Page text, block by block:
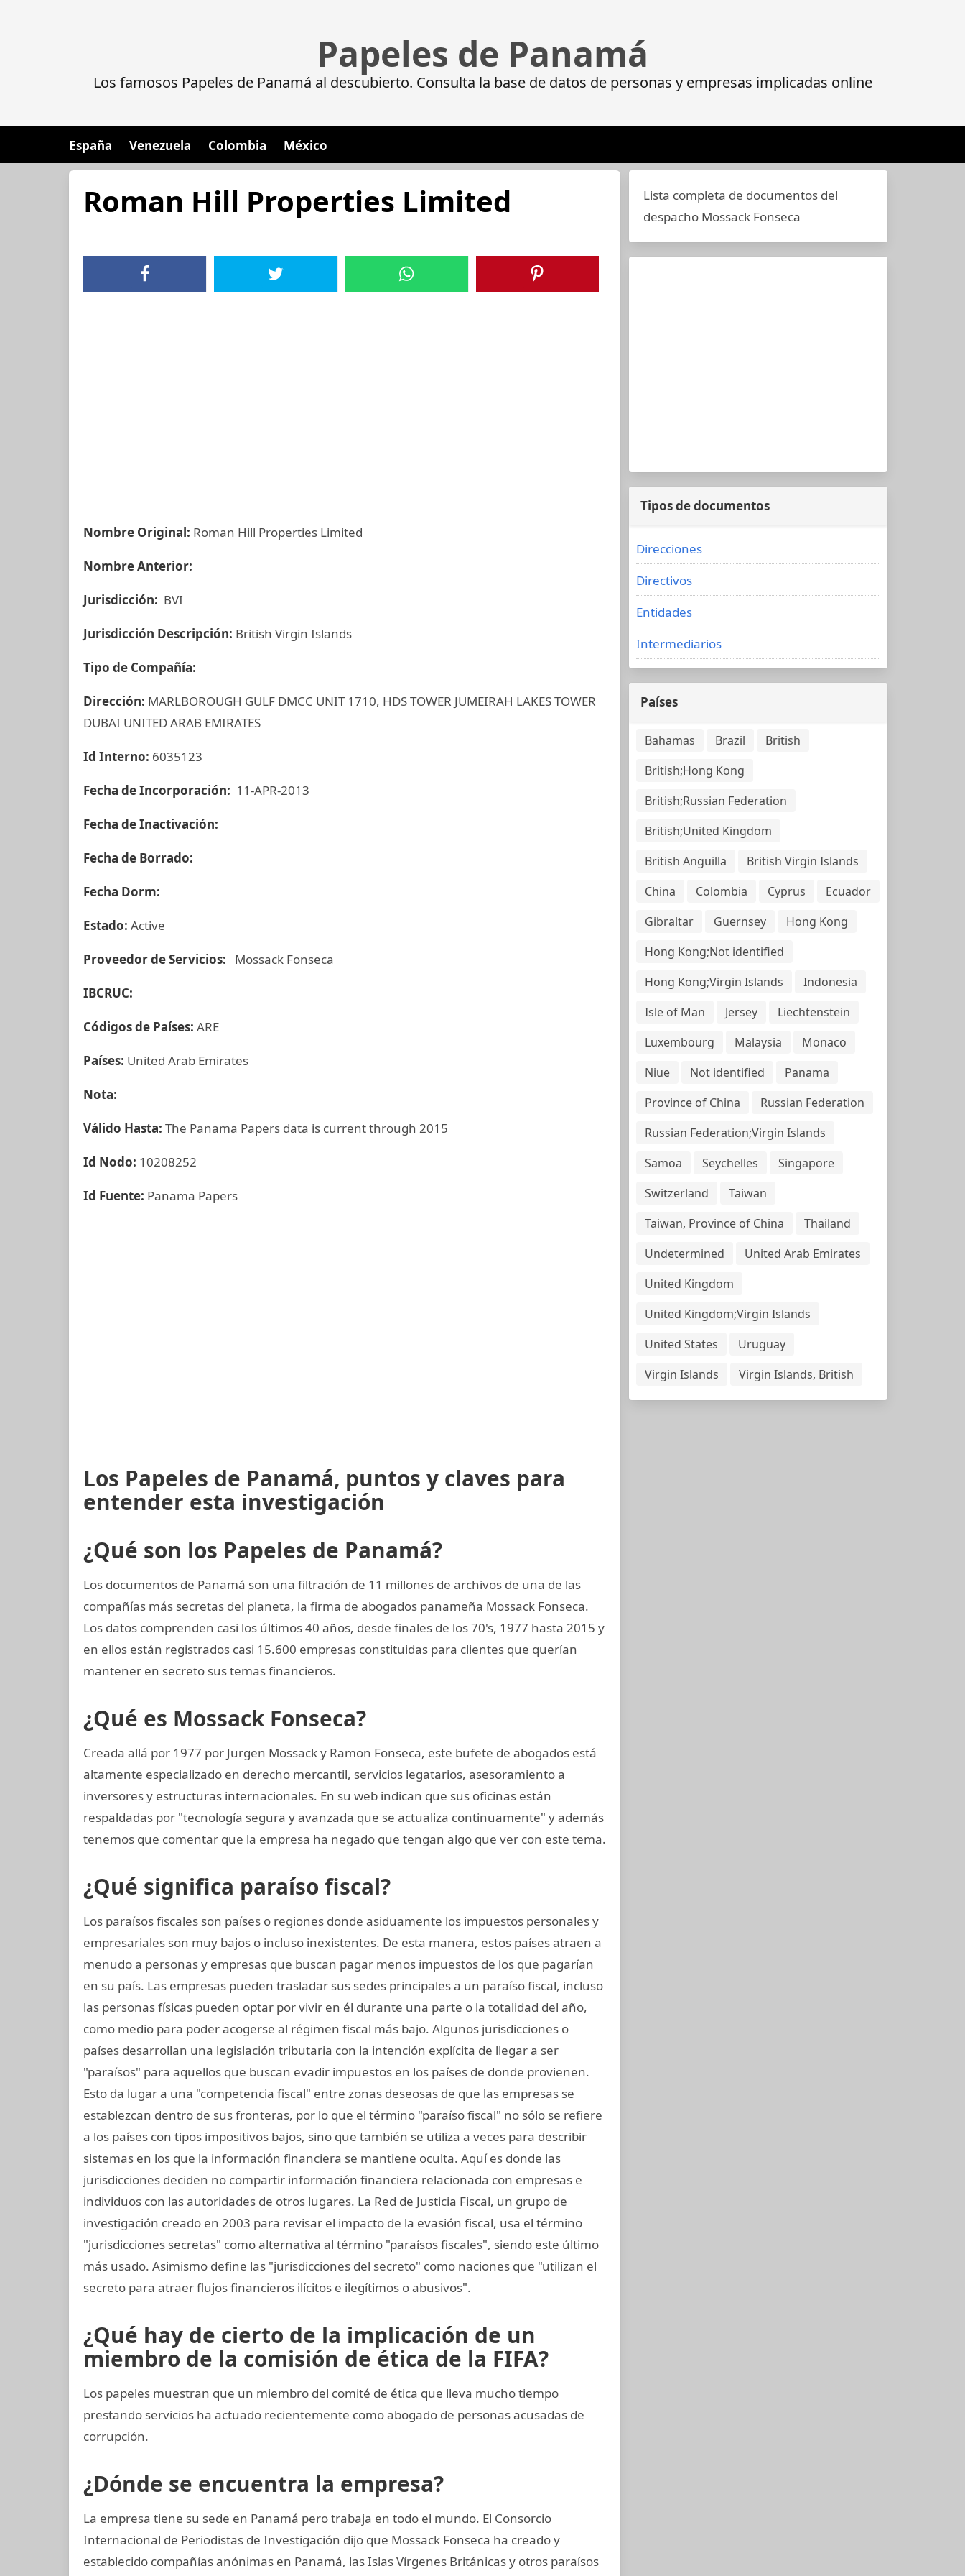
Papeles de Panamá
Los famosos Papeles de Panamá al descubierto. Consulta la base de datos de personas y empresas implicadas online
España Venezuela Colombia México
Roman Hill Properties Limited
Nombre Original: Roman Hill Properties Limited
Nombre Anterior:
Jurisdicción: BVI
Jurisdicción Descripción: British Virgin Islands
Tipo de Compañía:
Dirección: MARLBOROUGH GULF DMCC UNIT 1710, HDS TOWER JUMEIRAH LAKES TOWER
DUBAI UNITED ARAB EMIRATES
Id Interno: 6035123
Fecha de Incorporación: 11-APR-2013
Fecha de Inactivación:
Fecha de Borrado:
Fecha Dorm:
Estado: Active
Proveedor de Servicios: Mossack Fonseca
IBCRUC:
Códigos de Países: ARE
Países: United Arab Emirates
Nota:
Válido Hasta: The Panama Papers data is current through 2015
Id Nodo: 10208252
Id Fuente: Panama Papers
Los Papeles de Panamá, puntos y claves para
entender esta investigación
¿Qué son los Papeles de Panamá?
Los documentos de Panamá son una filtración de 11 millones de archivos de una de las
compañías más secretas del planeta, la firma de abogados panameña Mossack Fonseca.
Los datos comprenden casi los últimos 40 años, desde finales de los 70's, 1977 hasta 2015 y
en ellos están registrados casi 15.600 empresas constituidas para clientes que querían
mantener en secreto sus temas financieros.
¿Qué es Mossack Fonseca?
Creada allá por 1977 por Jurgen Mossack y Ramon Fonseca, este bufete de abogados está
altamente especializado en derecho mercantil, servicios legatarios, asesoramiento a
inversores y estructuras internacionales. En su web indican que sus oficinas están
respaldadas por "tecnología segura y avanzada que se actualiza continuamente" y además
tenemos que comentar que la empresa ha negado que tengan algo que ver con este tema.
¿Qué significa paraíso fiscal?
Los paraísos fiscales son países o regiones donde asiduamente los impuestos personales y
empresariales son muy bajos o incluso inexistentes. De esta manera, estos países atraen a
menudo a personas y empresas que buscan pagar menos impuestos de los que pagarían
en su país. Las empresas pueden trasladar sus sedes principales a un paraíso fiscal, incluso
las personas físicas pueden optar por vivir en él durante una parte o la totalidad del año,
como medio para poder acogerse al régimen fiscal más bajo. Algunos jurisdicciones o
países desarrollan una legislación tributaria con la intención explícita de llegar a ser
"paraísos" para aquellos que buscan evadir impuestos en los países de donde provienen.
Esto da lugar a una "competencia fiscal" entre zonas deseosas de que las empresas se
establezcan dentro de sus fronteras, por lo que el término "paraíso fiscal" no sólo se refiere
a los países con tipos impositivos bajos, sino que también se utiliza a veces para describir
sistemas en los que la información financiera se mantiene oculta. Aquí es donde las
jurisdicciones deciden no compartir información financiera relacionada con empresas e
individuos con las autoridades de otros lugares. La Red de Justicia Fiscal, un grupo de
investigación creado en 2003 para revisar el impacto de la evasión fiscal, usa el término
"jurisdicciones secretas" como alternativa al término "paraísos fiscales", siendo este último
más usado. Asimismo define las "jurisdicciones del secreto" como naciones que "utilizan el
secreto para atraer flujos financieros ilícitos e ilegítimos o abusivos".
¿Qué hay de cierto de la implicación de un
miembro de la comisión de ética de la FIFA?
Los papeles muestran que un miembro del comité de ética que lleva mucho tiempo
prestando servicios ha actuado recientemente como abogado de personas acusadas de
corrupción.
¿Dónde se encuentra la empresa?
La empresa tiene su sede en Panamá pero trabaja en todo el mundo. El Consorcio
Internacional de Periodistas de Investigación dijo que Mossack Fonseca ha creado y
establecido compañías anónimas en Panamá, las Islas Vírgenes Británicas y otros paraísos
Lista completa de documentos del
despacho Mossack Fonseca
Tipos de documentos
Direcciones
Directivos
Entidades
Intermediarios
Países
Bahamas Brazil
British
British;Hong Kong
British;Russian Federation
British;United Kingdom
British Anguilla
British Virgin Islands
China
Colombia Cyprus
Ecuador
Gibraltar
Guernsey
Hong Kong
Hong Kong;Not identified
Hong Kong;Virgin Islands
Indonesia
Isle of Man
Jersey
Liechtenstein
Luxembourg
Malaysia
Monaco
Niue
Not identified
Panama
Province of China
Russian Federation
Russian Federation;Virgin Islands
Samoa
Seychelles
Singapore
Switzerland
Taiwan
Taiwan, Province of China
Thailand
Undetermined
United Arab Emirates
United Kingdom
United Kingdom;Virgin Islands
United States
Uruguay
Virgin Islands
Virgin Islands, British